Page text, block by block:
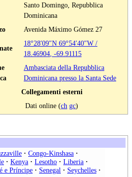
Santo Domingo, Repubblica
Dominicana
Avenida Máximo Gómez 27
18°28′09″N 69°54′40″W /
18.46904 -69.91115
Ambasciata della Repubblica
Dominicana presso la Santa Sede
Collegamenti esterni
Dati online (ch gc)
· Congo-Kinshasa ·
· Kenya · Lesotho · Liberia ·
e Príncipe · Senegal · Seychelles ·